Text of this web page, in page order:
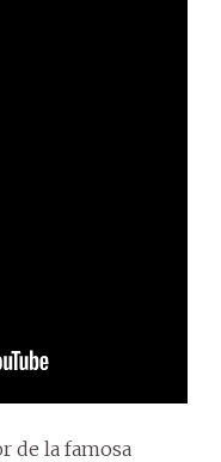
de la famosa